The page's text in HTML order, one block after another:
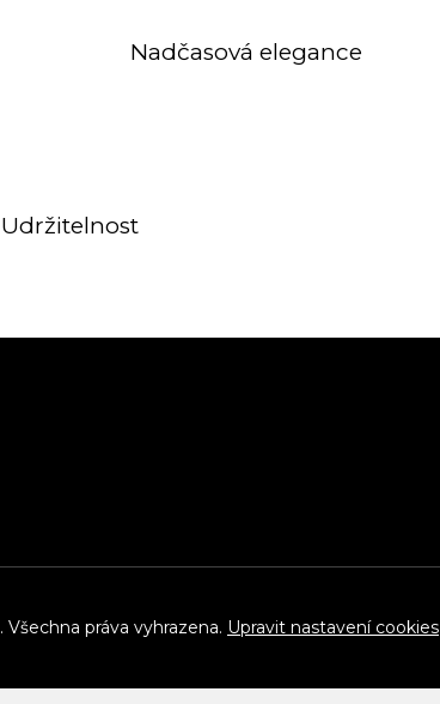
Nadčasová elegance
Udržitelnost
. Všechna práva vyhrazena. Upravit nastavení cookies